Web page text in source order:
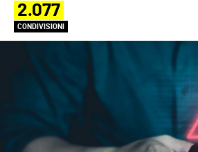
2.077
CONDIVISIONI